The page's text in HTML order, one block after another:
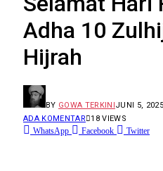
Adha 10
Hijrah
BY GOWA TERKINIJUNI 5, 2025
ADA KOMENTAR
18VIEWS
WhatsApp Facebook Twitter